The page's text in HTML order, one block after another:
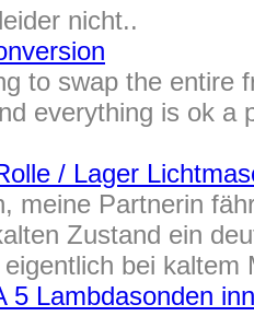
nicht..
to swap the entire
everything is ok a
/ Lager
meine Partnerin
Zustand ein
bei kaltem
5 Lambdasonden